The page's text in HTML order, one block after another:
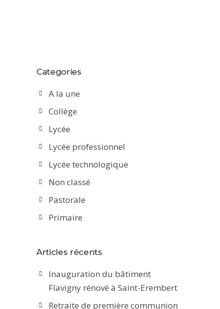
Categories
A la une
Collège
Lycée
Lycée professionnel
Lycée technologique
Non classé
Pastorale
Primaire
Articles récents
Inauguration du bâtiment
Flavigny rénové à Saint-Erembert
Retraite de première communion